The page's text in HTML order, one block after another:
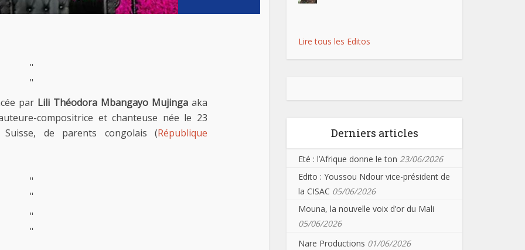
"
"
par Lili Théodora Mbangayo Mujinga aka
compositrice et chanteuse née le 23
de parents congolais (République
"
"
"
"
Lire tous les Editos
Derniers articles
Eté : l’Afrique donne le ton 23/06/2026
Edito : Youssou Ndour vice-président de
la CISAC 05/06/2026
Mouna, la nouvelle voix d’or du Mali
05/06/2026
Nare Productions 01/06/2026